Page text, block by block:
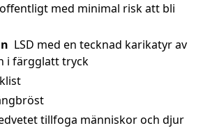
med minimal risk att bli
LSD med en tecknad karikatyr av
i färgglatt tryck
tillfoga människor och djur